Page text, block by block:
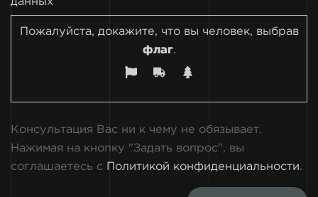
Пожалуйста, докажите, что вы человек, выбрав
флаг.
Консультация Вас ни к чему не обязывает.
Нажимая на кнопку "Задать вопрос", вы
соглашаетесь с
Политикой конфиденциальности.